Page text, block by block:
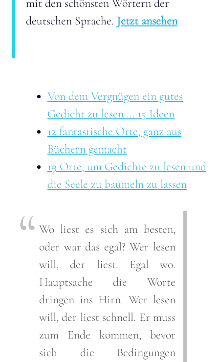
mit den schönsten Wörtern der
deutschen Sprache. Jetzt ansehen
Von dem Vergnügen ein gutes
Gedicht zu lesen … 15 Ideen
12 fantastische Orte, ganz aus
Büchern gemacht
19 Orte, um Gedichte zu lesen und
die Seele zu baumeln zu lassen
Wo liest es sich am besten,
oder war das egal? Wer lesen
will, der liest. Egal wo.
Hauptsache die Worte
dringen ins Hirn. Wer lesen
will, der liest schnell. Er muss
zum Ende kommen, bevor
sich die Bedingungen